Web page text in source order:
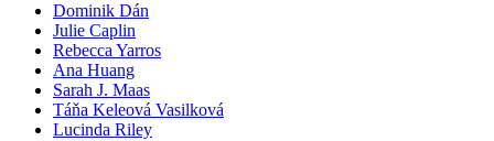
Dominik Dán
Julie Caplin
Rebecca Yarros
Ana Huang
Sarah J. Maas
Táňa Keleová Vasilková
Lucinda Riley